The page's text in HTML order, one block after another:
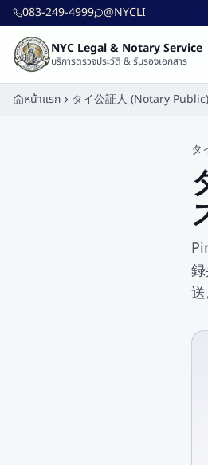
ข้ามไปยังเนื้อหาหลัก
083-249-4999 @NYCLI
NYC Legal & Notary Service
บริการตรวจประวัติ & รับรองเอกสาร
หน้าแรก タイ公証人 (Notary
タ
送